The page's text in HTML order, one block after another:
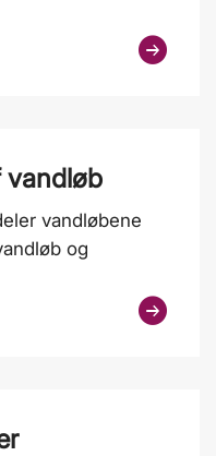
vandløb
vandløbene
og